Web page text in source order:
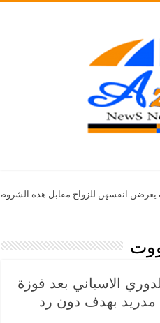
يعرضن انفسهن للزواج مقابل هذه
الاسباني بعد فوزة
مدريد بهدف دون رد